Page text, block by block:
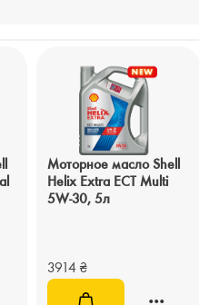
Моторное масло Shell
Helix Extra ECT Multi
5W-30, 5л
3914 ₴